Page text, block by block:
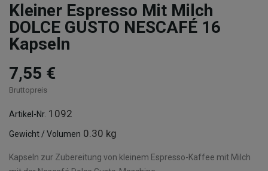
Kleiner Espresso Mit Milch
DOLCE GUSTO NESCAFÉ 16
Kapseln
7,55 €
Bruttopreis
Artikel-Nr. 1092
Gewicht / Volumen 0.30 kg
Kapseln zur Zubereitung von kleinem Espresso-Kaffee mit Milch